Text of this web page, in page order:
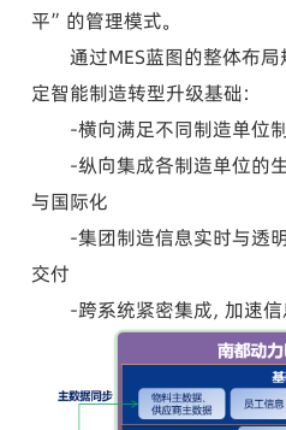
平”的管理模式。
通过MES蓝图的整体布
定智能制造转型升级基础：
-横向满足不同制造单位
-纵向集成各制造单位的
与国际化
-集团制造信息实时与透
交付
-跨系统紧密集成，加速